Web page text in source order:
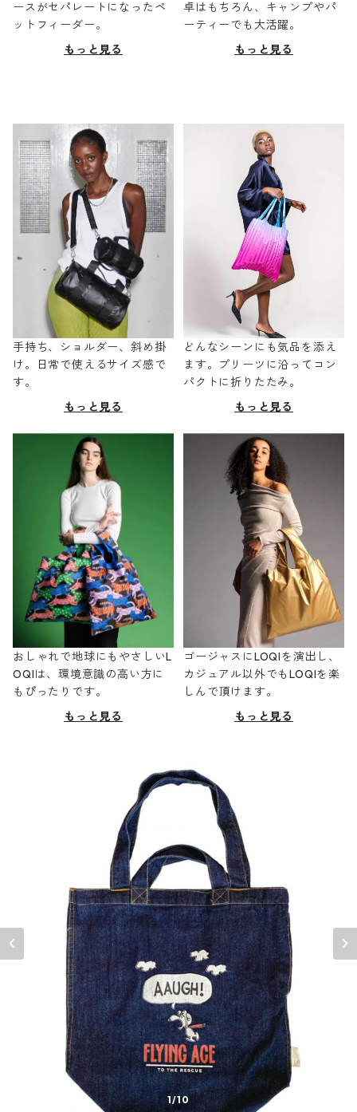
ースがセパレートになったペ
ットフィーダー。
もっと見る
卓はもちろん、キャンプやパ
ーティーでも大活躍。
もっと見る
手持ち、ショルダー、斜め掛
け。日常で使えるサイズ感で
す。
もっと見る
どんなシーンにも気品を添え
ます。プリーツに沿ってコン
パクトに折りたたみ。
もっと見る
おしゃれで地球にもやさしいL
OQIは、環境意識の高い方に
もぴったりです。
もっと見る
ゴージャスにLOQIを演出し、
カジュアル以外でもLOQIを楽
しんで頂けます。
もっと見る
1/10